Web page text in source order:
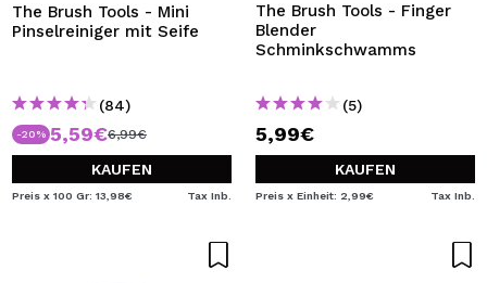
The Brush Tools - Mini
Pinselreiniger mit Seife
(84)
-20% 5,59€6,99€
KAUFEN
Preis x 100 Gr: 13,98€ Tax Inb.
The Brush Tools - Finger
Blender
Schminkschwamms
(5)
5,99€
KAUFEN
Preis x Einheit: 2,99€ Tax Inb.